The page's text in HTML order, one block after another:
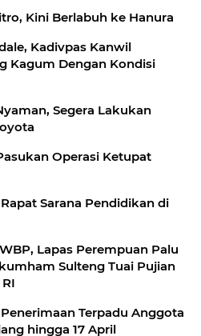
Kini Berlabuh ke Hanura
Kadivpas Kanwil
Kagum Dengan Kondisi
Segera Lakukan
Operasi Ketupat
Sarana Pendidikan di
Lapas Perempuan Palu
Sulteng Tuai Pujian
Terpadu Anggota
hingga 17 April